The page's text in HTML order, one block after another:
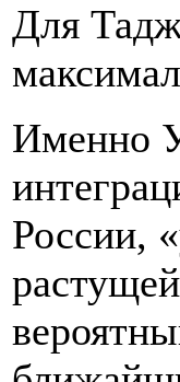
Для
Именно
России,